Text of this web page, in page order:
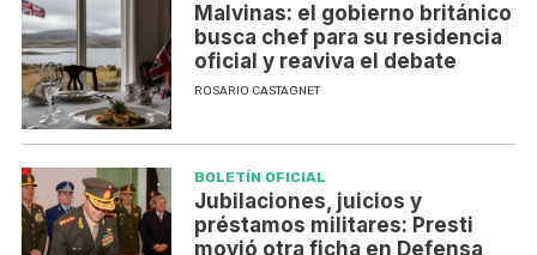
Malvinas: el gobierno británico
busca chef para su residencia
oficial y reaviva el debate
ROSARIO CASTAGNET
BOLETÍN OFICIAL
Jubilaciones, juicios y
préstamos militares: Presti
movió otra ficha en Defensa